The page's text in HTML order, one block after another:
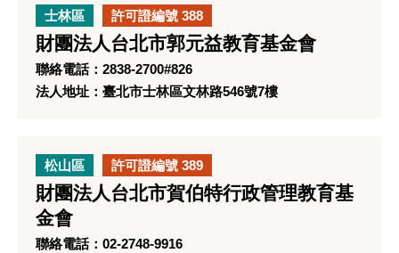
士林區 許可證編號 388
財團法人台北市郭元益教育基金會
聯絡電話：2838-2700#826
法人地址：臺北市士林區文林路546號7樓
松山區 許可證編號 389
財團法人台北市賀伯特行政管理教育基
金會
聯絡電話：02-2748-9916